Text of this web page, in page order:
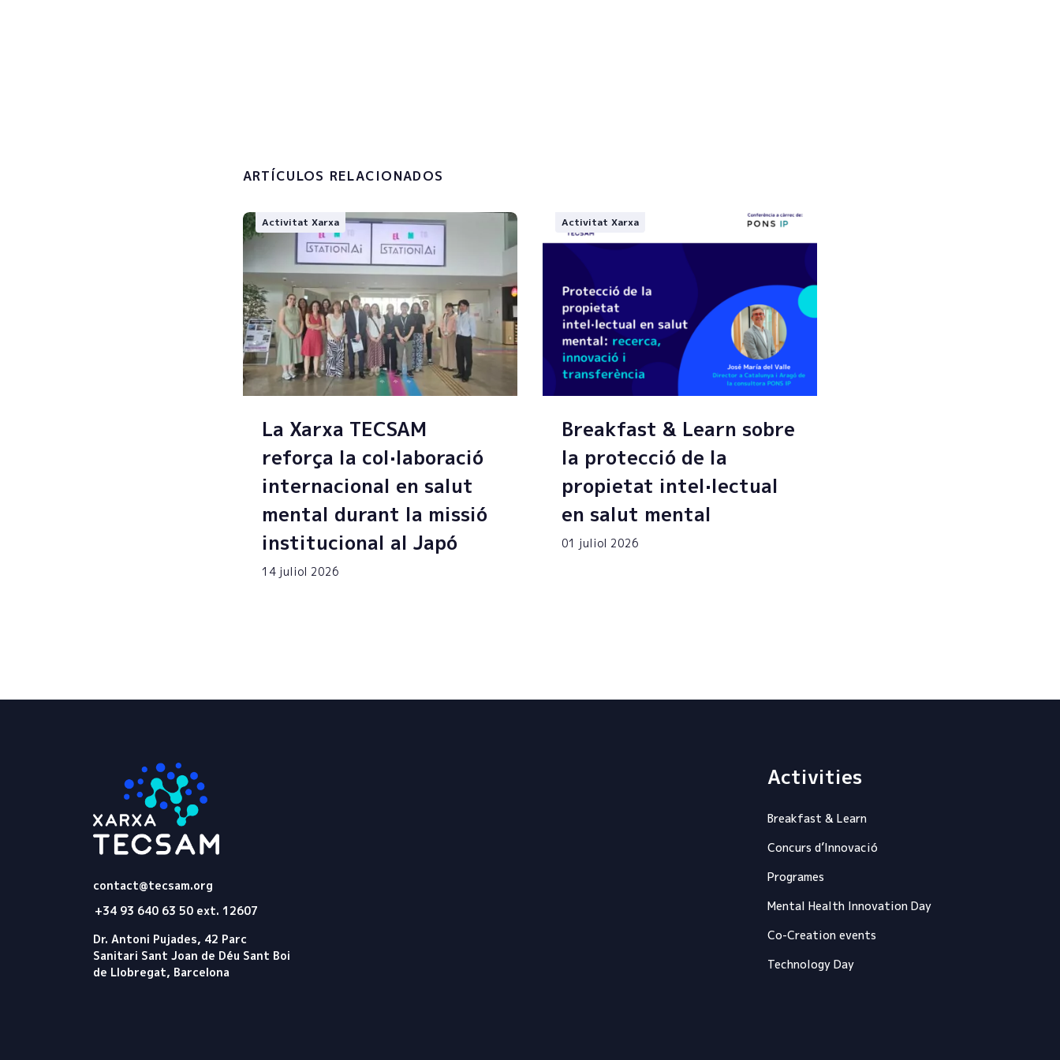
ARTÍCULOS RELACIONADOS
Activitat Xarxa
La Xarxa TECSAM
reforça la col·laboració
internacional en salut
mental durant la missió
institucional al Japó
14 juliol 2026
Activitat Xarxa
Breakfast & Learn sobre
la protecció de la
propietat intel·lectual
en salut mental
01 juliol 2026
contact@tecsam.org
+34 93 640 63 50 ext. 12607
Dr. Antoni Pujades, 42 Parc
Sanitari Sant Joan de Déu Sant Boi
de Llobregat, Barcelona
Activities
Breakfast & Learn
Concurs d’Innovació
Programes
Mental Health Innovation Day
Co-Creation events
Technology Day